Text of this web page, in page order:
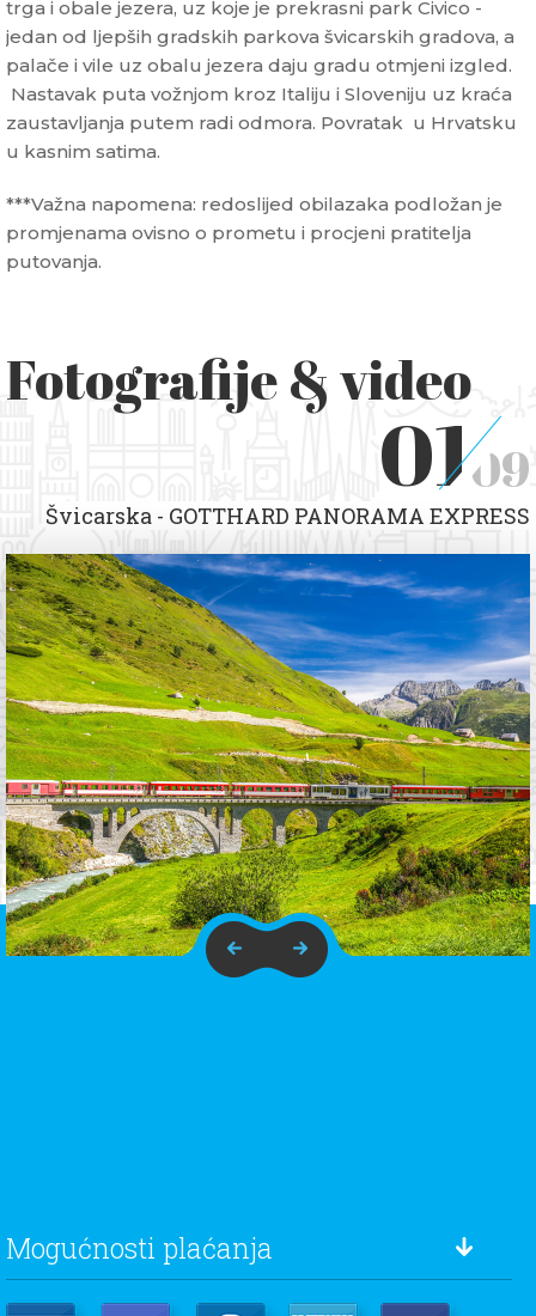
trga i obale jezera, uz koje je prekrasni park Civico -
jedan od ljepših gradskih parkova švicarskih gradova, a
palače i vile uz obalu jezera daju gradu otmjeni izgled.
Nastavak puta vožnjom kroz Italiju i Sloveniju uz kraća
zaustavljanja putem radi odmora. Povratak u Hrvatsku
u kasnim satima.
***Važna napomena: redoslijed obilazaka podložan je
promjenama ovisno o prometu i procjeni pratitelja
putovanja.
Fotografije & video
0109
Švicarska - GOTTHARD PANORAMA EXPRESS
Mogućnosti plaćanja